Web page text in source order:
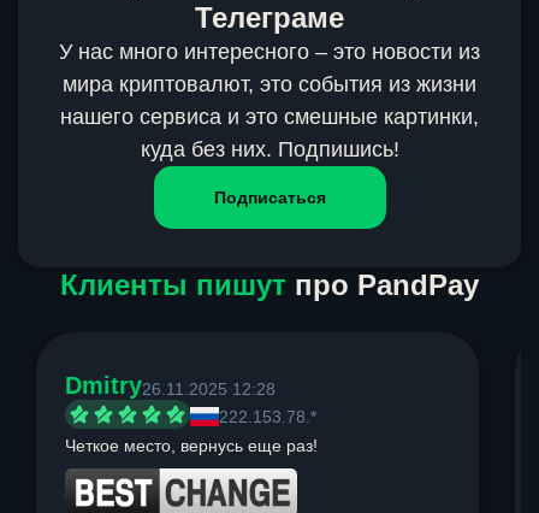
Телеграме
У нас много интересного – это новости из
мира криптовалют, это события из жизни
нашего сервиса и это смешные картинки,
куда без них. Подпишись!
Подписаться
Клиенты пишут про PandPay
Dmitry26.11.2025 12:28
222.153.78.*
Четкое место, вернусь еще раз!